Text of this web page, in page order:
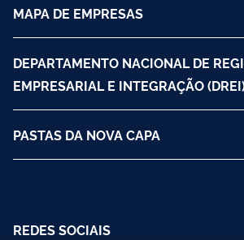
MAPA DE EMPRESAS
DEPARTAMENTO NACIONAL DE
EMPRESARIAL E INTEGRAÇÃO
PASTAS DA NOVA CAPA
REDES SOCIAIS